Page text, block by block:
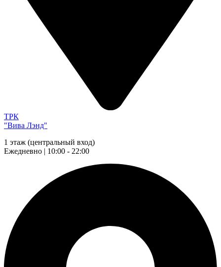
ТРК
"Вива Лэнд"
1 этаж (центральный вход)
Ежедневно | 10:00 - 22:00